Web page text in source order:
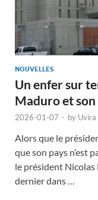
NOUVELLES
Un enfer sur
Maduro et son
2026-01-07 - by Uvira
Alors que le
que son pays n’est
le président
dernier dans …